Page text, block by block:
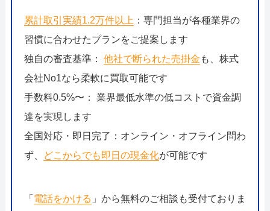
累計取引実績1.2万件以上 ：専門担当が各種業界の
習慣に合わせたプランをご提案します
独自の審査基準： 他社で断られた売掛金 も、株式
会社No1なら柔軟に買取可能です
手数料0.5%〜： 業界最低水準の低コストで資金調
達を実現します
全国対応・即日完了：オンライン・オフライン問わ
ず、
どこからでも即日の現金化が可能です
「 電話をかける 」から無料のご相談も受付ておりま